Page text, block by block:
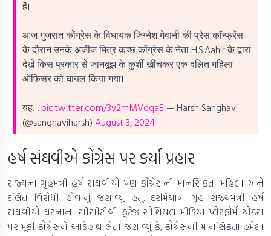
है।
आज गुजरात कोंग्रेस के विधायक जिग्नेश मेवानी की प्रेस कॉन्फ्रेंस
के दौरान उनके अजीज मित्र कच्छ कोंग्रेस के नेता H.S.Aahir के द्वारा
देखे किस प्रकार से जानबूझ के कुर्शी खींचकर एक दलित महिला
ऑफिसर को घायल किया गया।
यह…pic.twitter.com/3v2mMVdqaE — Harsh Sanghavi
(@sanghaviharsh) August 3, 2024
હર્ષ સંઘવીએ કોંગ્રેસ પર કર્યા પ્રહાર
રાજ્યના ગૃહમંત્રી હર્ષ સંઘવીએ પણ કોંગ્રેસની માનસિકતા મહિલા અને
દલિત વિરોધી હોવાનું જણાવ્યું હતું. દરમિયાન ગૃહ રાજ્યમંત્રી હર્ષ
સંઘવીએ ઘટનાના સીસીટીવી ફૂટેજ સોશિયલ મીડિયા પ્લેટફોર્મ એક્સ
પર મૂકી કોંગ્રેસને આડેહાથ લેતા જણાવ્યું કે, કોંગ્રેસની માનસિકતા હંમેશા